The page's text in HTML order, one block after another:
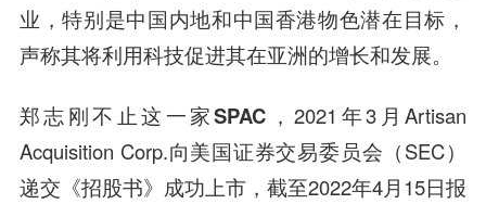
业，特别是中国内地和中国香港物色潜在目标，
声称其将利用科技促进其在亚洲的增长和发展。
郑志刚不止这一家SPAC ，2021年3月Artisan
Acquisition Corp.向美国证券交易委员会（SEC）
递交《招股书》成功上市，截至2022年4月15日报